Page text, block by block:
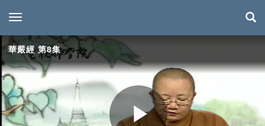
toggle navigation
華嚴經 第8集